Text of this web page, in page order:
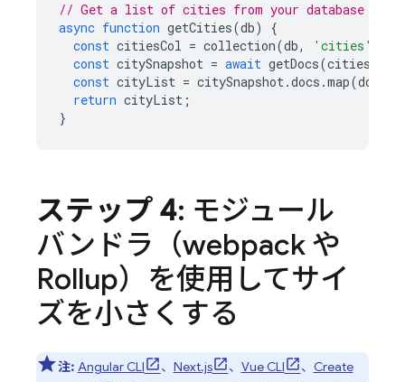
// Get a list of cities from your database
async function getCities(db)
{
const citiesCol = collection(db, 'cities'
const citySnapshot = await getDocs(citiesCol
const cityList = citySnapshot.docs .map(doc
return cityList ;
}
ステップ 4: モジュール
バンドラ（webpack や
Rollup）を使用してサイ
ズを小さくする
注: Angular CLI 、 Next.js 、 Vue CLI 、 Create